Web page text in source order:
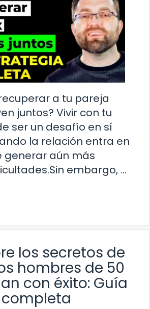
a tu pareja
juntos? Vivir con tu
ser un desafío en sí
la relación entra en
generar aún más
embargo, …
los secretos de
hombres de 50
con éxito: Guía
completa